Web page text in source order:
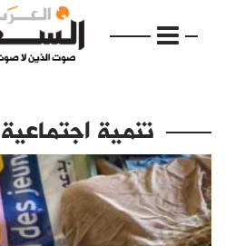
الرئيسية
مواضيع
تنمية اجتماعية